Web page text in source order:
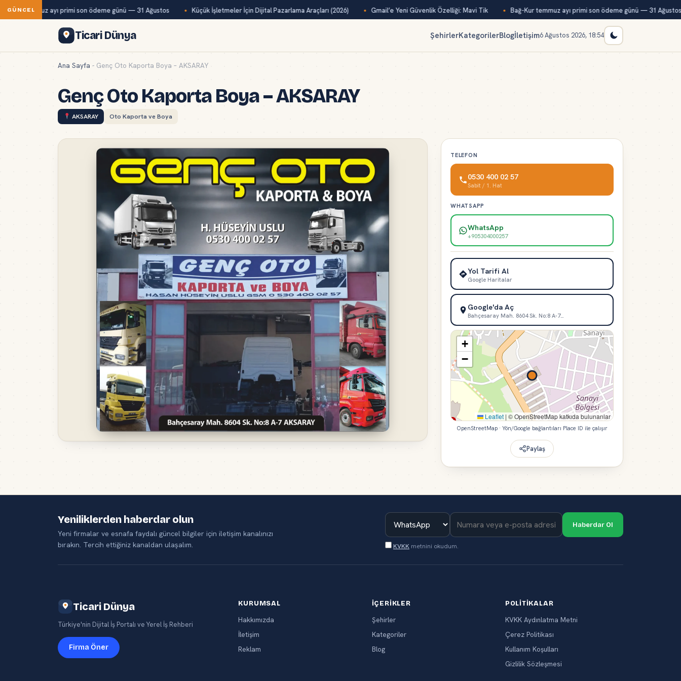
GÜNCEL
Kur temmuz ayı primi son ödeme günü — 31 Ağustos Küçük İşletmeler İçin Dijital Pazarlama Araçları (2026) Gmail’e Yeni Güvenlik Özelliği: Mavi Tik Bağ-Kur temmuz ayı primi son ödeme günü — 31 Ağustos
Ticari Dünya ŞehirlerKategorilerBlogİletişim6 Ağustos 2026, 18:54
Ana Sayfa - Genç Oto Kaporta Boya – AKSARAY
Genç Oto Kaporta Boya – AKSARAY
AKSARAY Oto Kaporta ve Boya
TELEFON
0530 400 02 57
Sabit / 1. Hat
WHATSAPP
WhatsApp
+905304000257
Yol Tarifi Al
Google Haritalar
Google'da Aç
Bahçesaray Mah. 8604 Sk. No:8 A-7…
+
−
Leaflet | © OpenStreetMap katkıda bulunanlar
OpenStreetMap · Yön/Google bağlantıları Place ID ile çalışır
Paylaş
Yeniliklerden haberdar olun
Yeni firmalar ve esnafa faydalı güncel bilgiler için iletişim kanalınızı
bırakın. Tercih ettiğiniz kanaldan ulaşalım.
Haberdar Ol
KVKK metnini okudum.
Ticari Dünya
Türkiye'nin Dijital İş Portalı ve Yerel İş Rehberi
Firma Öner
KURUMSAL
Hakkımızda
İletişim
Reklam
İÇERIKLER
Şehirler
Kategoriler
Blog
POLITIKALAR
KVKK Aydınlatma Metni
Çerez Politikası
Kullanım Koşulları
Gizlilik Sözleşmesi